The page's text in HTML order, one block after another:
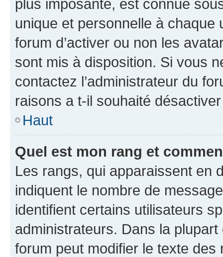
plus imposante, est connue
unique et personnelle à chaque
forum d’activer ou non les
sont mis à disposition. Si vous
contactez l’administrateur du
raisons a t-il souhaité
Haut
Quel est mon rang et
Les rangs, qui apparaissent en
indiquent le nombre de
identifient certains utilisateurs
administrateurs. Dans la
forum peut modifier le texte